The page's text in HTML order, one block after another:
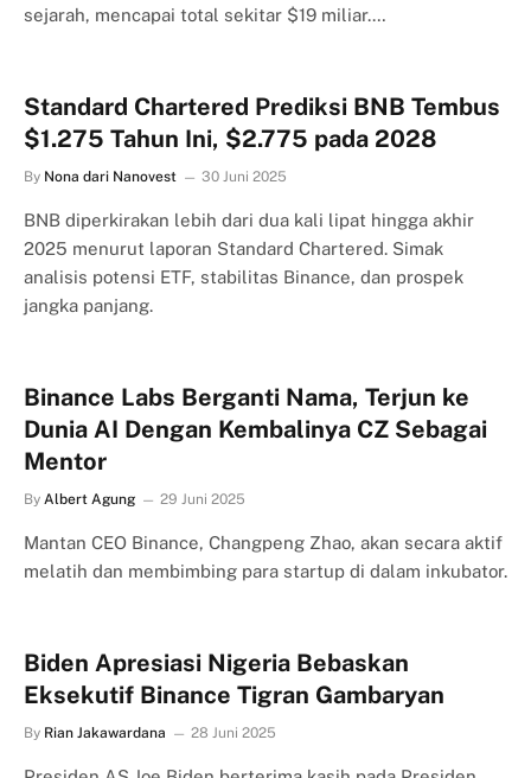
sejarah, mencapai total sekitar $19 miliar.…
Standard Chartered Prediksi BNB Tembus
$1.275 Tahun Ini, $2.775 pada 2028
By Nona dari Nanovest 30 Juni 2025
BNB diperkirakan lebih dari dua kali lipat hingga akhir
2025 menurut laporan Standard Chartered. Simak
analisis potensi ETF, stabilitas Binance, dan prospek
jangka panjang.
Binance Labs Berganti Nama, Terjun ke
Dunia AI Dengan Kembalinya CZ Sebagai
Mentor
By Albert Agung 29 Juni 2025
Mantan CEO Binance, Changpeng Zhao, akan secara aktif
melatih dan membimbing para startup di dalam inkubator.
Biden Apresiasi Nigeria Bebaskan
Eksekutif Binance Tigran Gambaryan
By Rian Jakawardana 28 Juni 2025